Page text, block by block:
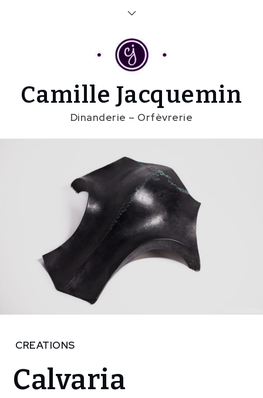
Camille Jacquemin
Dinanderie – Orfèvrerie
Home
Calvaria
CREATIONS
Calvaria